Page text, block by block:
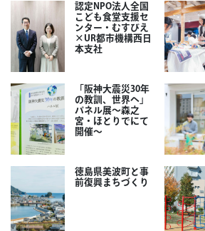
認定NPO法人全国
こども食堂支援セ
ンター・むすびえ
×UR都市機構西日
本支社
「阪神大震災30年
の教訓、世界へ」
パネル展～森之
宮・ほとりでにて
開催～
徳島県美波町と事
前復興まちづくり